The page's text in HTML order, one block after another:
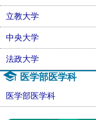
立教大学
中央大学
法政大学
医学部医学科
医学部医学科